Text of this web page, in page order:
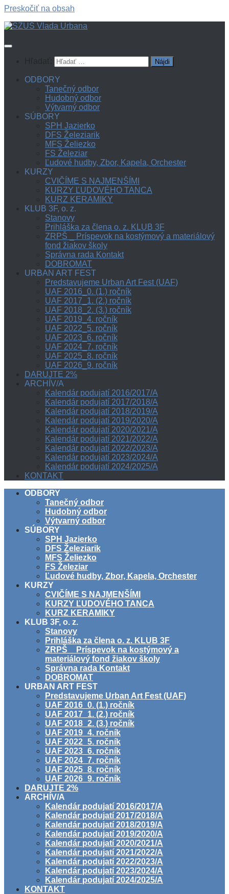
Preskočiť na obsah
ODBORY
Tanečný odbor
Hudobný odbor
Výtvarný odbor
SÚBORY
SPH Jazierko
DFS Železiarik
MFS Želiezko
FS Železiar
Ľudové hudby, Zbor, Kapela, Orchester
KURZY
CVIČÍME S NAJMENŠÍMI
KURZY ĽUDOVÉHO TANCA
KURZ KERAMIKY
KLUB 3F, o. z.
Stanovy
Prihláška za člena o. z. KLUB 3F
ZRPŠ _ Príspevok na kostýmový a materiálový
fond žiakov školy
Správna rada Kontakt
DOBROMAT
URBAN ART FEST
Predstavujeme Urban Art Fest (UAF)
UAF 2016_0. (1.) ročník
UAF 2017_1. (2.) ročník
UAF 2018_2. (3.) ročník
UAF 2019_4. ročník
UAF 2022_5. ročník
UAF 2023_6. ročník
UAF 2024_7. ročník
UAF 2025_8. ročník
UAF 2026_9. ročník
DARUJTE 2%
ARCHÍV/A
Kalendár podujatí 2016/2017/A
Kalendár podujatí 2017/2018/A
Kalendár podujatí 2018/2019/A
Kalendár podujatí 2019/2020/A
Kalendár podujatí 2020/2021/A
Kalendár podujatí 2021/2022/A
Kalendár podujatí 2022/2023/A
Kalendár podujatí 2023/2024/A
Kalendár podujatí 2024/2025/A
KONTAKT
ODBORY
Tanečný odbor
Hudobný odbor
Výtvarný odbor
SÚBORY
SPH Jazierko
DFS Železiarik
MFS Želiezko
FS Železiar
Ľudové hudby, Zbor, Kapela, Orchester
KURZY
CVIČÍME S NAJMENŠÍMI
KURZY ĽUDOVÉHO TANCA
KURZ KERAMIKY
KLUB 3F, o. z.
Stanovy
Prihláška za člena o. z. KLUB 3F
ZRPŠ _ Príspevok na kostýmový a
materiálový fond žiakov školy
Správna rada Kontakt
DOBROMAT
URBAN ART FEST
Predstavujeme Urban Art Fest (UAF)
UAF 2016_0. (1.) ročník
UAF 2017_1. (2.) ročník
UAF 2018_2. (3.) ročník
UAF 2019_4. ročník
UAF 2022_5. ročník
UAF 2023_6. ročník
UAF 2024_7. ročník
UAF 2025_8. ročník
UAF 2026_9. ročník
DARUJTE 2%
ARCHÍV/A
Kalendár podujatí 2016/2017/A
Kalendár podujatí 2017/2018/A
Kalendár podujatí 2018/2019/A
Kalendár podujatí 2019/2020/A
Kalendár podujatí 2020/2021/A
Kalendár podujatí 2021/2022/A
Kalendár podujatí 2022/2023/A
Kalendár podujatí 2023/2024/A
Kalendár podujatí 2024/2025/A
KONTAKT